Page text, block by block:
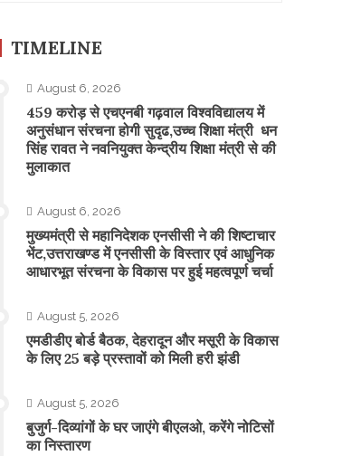
TIMELINE
August 6, 2026
459 करोड़ से एचएनबी गढ़वाल विश्वविद्यालय में
अनुसंधान संरचना होगी सुदृढ,उच्च शिक्षा मंत्री धन
सिंह रावत ने नवनियुक्त केन्द्रीय शिक्षा मंत्री से की
मुलाकात
August 6, 2026
मुख्यमंत्री से महानिदेशक एनसीसी ने की शिष्टाचार
भेंट,उत्तराखण्ड में एनसीसी के विस्तार एवं आधुनिक
आधारभूत संरचना के विकास पर हुई महत्वपूर्ण चर्चा
August 5, 2026
एमडीडीए बोर्ड बैठक, देहरादून और मसूरी के विकास
के लिए 25 बड़े प्रस्तावों को मिली हरी झंडी
August 5, 2026
बुजुर्ग-दिव्यांगों के घर जाएंगे बीएलओ, करेंगे नोटिसों
का निस्तारण